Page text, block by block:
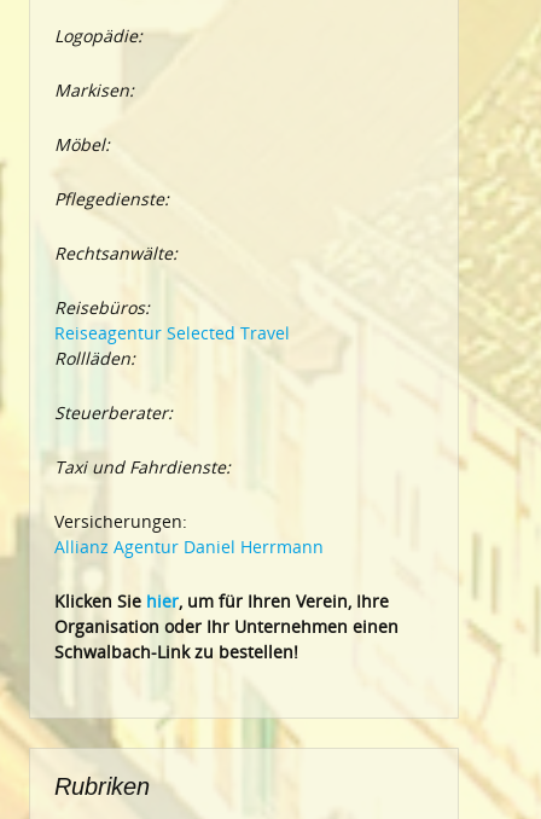
Logopädie:
Markisen:
Möbel:
Pflegedienste:
Rechtsanwälte:
Reisebüros:
Reiseagentur Selected Travel
Rollläden:
Steuerberater:
Taxi und Fahrdienste:
Versicherungen:
Allianz Agentur Daniel Herrmann
Klicken Sie hier, um für Ihren Verein, Ihre
Organisation oder Ihr Unternehmen einen
Schwalbach-Link zu bestellen!
Rubriken